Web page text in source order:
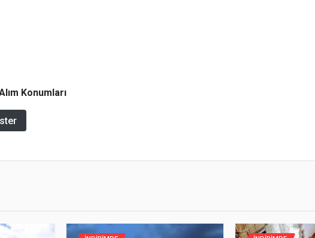
Konumları
Fethiye ve Hisarönü'ne yakın Ölüdeniz beldesinin hemen dışında yer alan bir
10 | Servis: 8 | İkramlar: 8 | Hizmet: 10 | Fiyat Performans: 10
vakit geçirmek için birebir parkurlar cok iyi ayarlanmış